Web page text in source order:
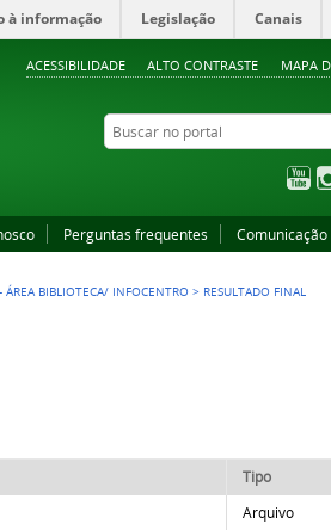
ACESSIBILIDADE ALTO CONTRASTE MAPA
à informação Legislação Canais
Buscar no portal
Perguntas frequentes Comunicação
BIBLIOTECA/ INFOCENTRO > RESULTADO FINAL
Tipo
Arquivo